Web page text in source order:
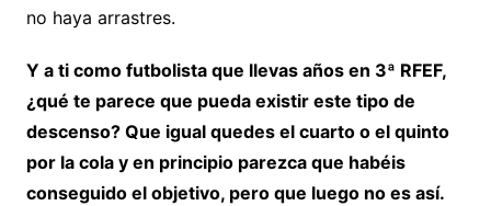
no haya arrastres.
Y a ti como futbolista que llevas años en 3ª RFEF,
¿qué te parece que pueda existir este tipo de
descenso? Que igual quedes el cuarto o el quinto
por la cola y en principio parezca que habéis
conseguido el objetivo, pero que luego no es así.